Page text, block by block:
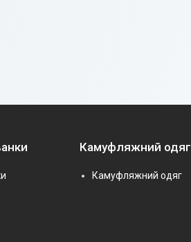
Камуфляжний одяг
Камуфляжний одяг